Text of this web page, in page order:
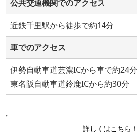
公共交通機関でのアクセス
近鉄千里駅から徒歩で約14分
車でのアクセス
伊勢自動車道芸濃ICから車で約24分
東名阪自動車道鈴鹿ICから約30分
詳しくはこちら！